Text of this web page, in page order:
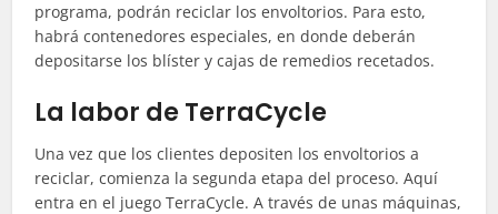
programa, podrán reciclar los envoltorios. Para esto,
habrá contenedores especiales, en donde deberán
depositarse los blíster y cajas de remedios recetados.
La labor de TerraCycle
Una vez que los clientes depositen los envoltorios a
reciclar, comienza la segunda etapa del proceso. Aquí
entra en el juegoTerraCycle. A través de unas máquinas,